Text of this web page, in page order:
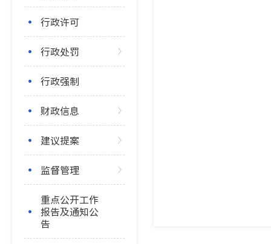
行政许可
行政处罚
行政强制
财政信息
建议提案
监督管理
重点公开工作
报告及通知公
告